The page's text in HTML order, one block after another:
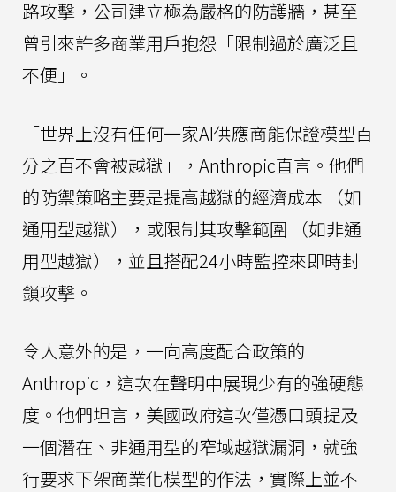
路攻擊，公司建立極為嚴格的防護牆，甚至
曾引來許多商業用戶抱怨「限制過於廣泛且
不便」。
「世界上沒有任何一家AI供應商能保證模型百
分之百不會被越獄」，Anthropic直言。他們
的防禦策略主要是提高越獄的經濟成本 （如
通用型越獄），或限制其攻擊範圍 （如非通
用型越獄），並且搭配24小時監控來即時封
鎖攻擊。
令人意外的是，一向高度配合政策的
Anthropic，這次在聲明中展現少有的強硬態
度。他們坦言，美國政府這次僅憑口頭提及
一個潛在、非通用型的窄域越獄漏洞，就強
行要求下架商業化模型的作法，實際上並不